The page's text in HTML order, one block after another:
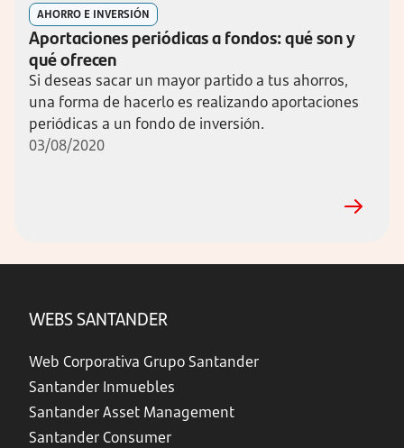
AHORRO E INVERSIÓN
Aportaciones periódicas a fondos: qué son y
qué ofrecen
Si deseas sacar un mayor partido a tus ahorros,
una forma de hacerlo es realizando aportaciones
periódicas a un fondo de inversión.
03/08/2020
WEBS SANTANDER
Web Corporativa Grupo Santander
Santander Inmuebles
Santander Asset Management
Santander Consumer